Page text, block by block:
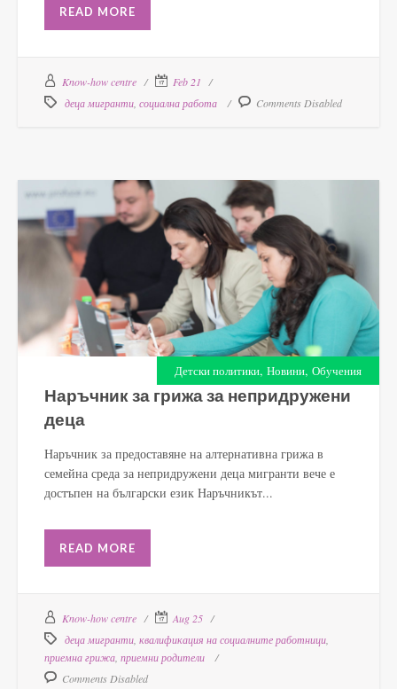
READ MORE
Know-how centre
Feb 21
деца мигранти социална работа Comments Disabled
Детски политики, Новини, Обучения
Наръчник за грижа за непридружени
деца
Наръчник за предоставяне на алтернативна грижа в
семейна среда за непридружени деца мигранти вече е
достъпен на български език Наръчникът...
READ MORE
Know-how centre
Aug 25
деца мигранти квалификация на социалните работници
приемна грижа приемни родители
Comments Disabled